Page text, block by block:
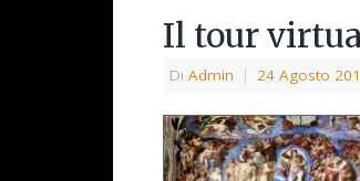
Il tour
Di Admin | 24 Agosto